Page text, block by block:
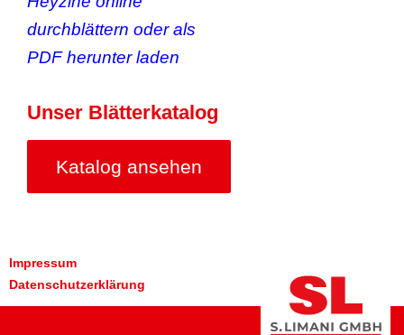
Unser Blätterkatalog
Katalog ansehen
Impressum
Datenschutzerklärung